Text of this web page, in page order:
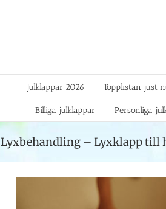
Julklappar 2026 Topplistan just
Billiga julklappar Personliga
Lyxbehandling – Lyxklapp till